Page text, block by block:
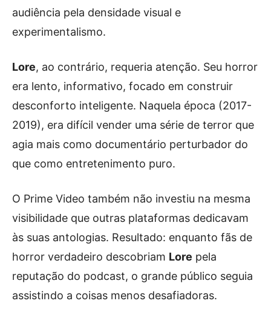
audiência pela densidade visual e
experimentalismo.
Lore, ao contrário, requeria atenção. Seu horror
era lento, informativo, focado em construir
desconforto inteligente. Naquela época (2017-
2019), era difícil vender uma série de terror que
agia mais como documentário perturbador do
que como entretenimento puro.
O Prime Video também não investiu na mesma
visibilidade que outras plataformas dedicavam
às suas antologias. Resultado: enquanto fãs de
horror verdadeiro descobriam Lore pela
reputação do podcast, o grande público seguia
assistindo a coisas menos desafiadoras.